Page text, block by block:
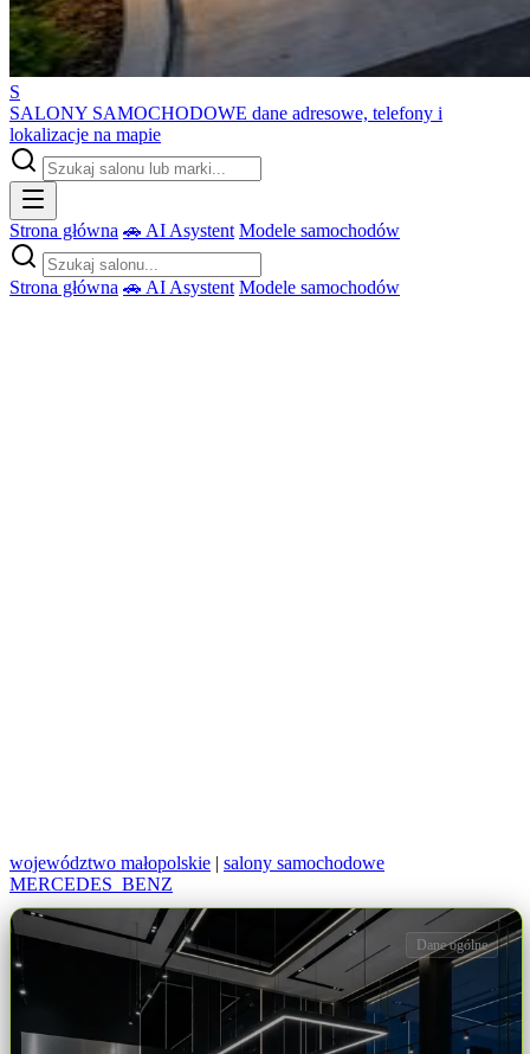
S
SALONY SAMOCHODOWE dane adresowe, telefony i
lokalizacje na mapie
Strona główna 🚗 AI Asystent Modele samochodów
Strona główna 🚗 AI Asystent Modele samochodów
województwo małopolskie | salony samochodowe
MERCEDES_BENZ
Dane ogólne